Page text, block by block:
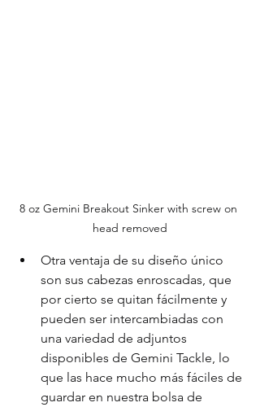
8 oz Gemini Breakout Sinker with screw on
head removed
Otra ventaja de su diseño único
son sus cabezas enroscadas, que
por cierto se quitan fácilmente y
pueden ser intercambiadas con
una variedad de adjuntos
disponibles de Gemini Tackle, lo
que las hace mucho más fáciles de
guardar en nuestra bolsa de